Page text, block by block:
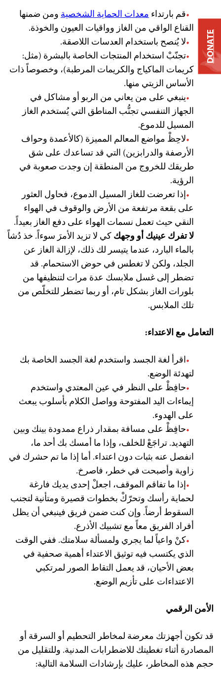
قم بارتداءمعدات الحماية الشخصيةومن ضمنها
القناع الواقي من الغاز وواقيات العيون والخوذة.
لا يُنصح باستخدام العدسات اللاصقة.
تجنّبْ استخدام المنتجات الخاصة بالبشرة (مثل:
كريمات الماكياج والكريمات المرطبة)، وخصوصاً ذات
الأساس الزيتي منها.
ينبغي على من يعاني من الربو أو مشاكل في
الجهاز التنفسي تجنُّب المناطق التي يُستخدم الغاز
المسيل للدموع.
لاحِظْ مواضع المعالم المميزة (كالأعمدة وحواف
الأرصفة والدرابزين) التي قد تساعدك على شق
طريقك للخروج من المنطقة إن وجدت صعوبة في
الرؤية.
إذا تعرضت للغاز المسيل الدموع، فحاول العثور
على بقعة مرتفعة من الأرض والوقوف في الهواء
النقي حيث تعمل نسمات الهواء على دفع الغاز بعيداً.
لا تفرك عينيك أو وجهككي لا تزيد الأمرَ سوءاً. خذ دُشاً
بالماء البارد، عندما يتيسر لك ذلك، لإزالة الغاز عن
الجلد، ولكن لا تغطس في حوض الاستحمام. قد
تضطر إلى غسل ملابسك عدة مرات لتنظيفها من
بلورات الغاز بشكل تام، أو ربما تضطر للتخلّص من
تلك الملابس.
التعامل مع الاعتداء:
اقرأ لغة الجسد واستخدم لغة الجسد الخاصة بك
لتهدئة الوضع.
حافِظْ على النظر في عين المعتدي واستخدم
إيماءات اليد المفتوحة وواصل الكلام بأسلوب يبعث
على الهدوء.
حافِظْ على مسافة بمقدار ذراع ممدودة بينك وبين
التهديد. تراجَعْ للخلف، وإذا ما أمسك بك أحد ما،
انفصل عنه بثبات دون اعتداء. أما إذا ما تم حشرك في
زاوية وأصبحت في خطر، فاصرخ.
إذا ما تفاقم الموقف، اجعلْ إحدى يديك فارغة
لحماية رأسك وتحرّكْ بخطوات قصيرة ومتأنية لتجنب
السقوط أرضاً. وإن كنت ضمن فريق فينبغي أن يظل
أفراد الفريق معاً مع تشبيك الأذرع.
كنْ واعياً لما يجري ولمسألة سلامتك. ففي الوقت
الذي يكتسب فيه توثيق الاعتداء أهمية صحفية في
بعض الأحيان، قد يعمل التقاط الصور لمرتكبي
الاعتداءات على تأزيم الوضع.
الأمن الرقمي
قد تكون أجهزتك معرضة لمخاطر التحطيم أو السرقة أو
المصادرة أثناء تغطيتك للاضطرابات المدنية. وللتقليل من
حجم هذه المخاطر، عليك بإرشادات السلامة التالية:
DONATE